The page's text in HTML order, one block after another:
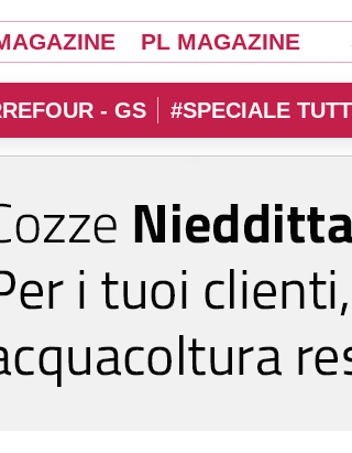
PL MAGAZINE
- GS #SPECIALE